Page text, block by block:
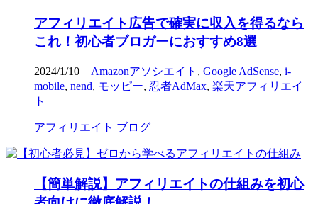
アフィリエイト広告で確実に収入を得るなら
これ！初心者ブロガーにおすすめ8選
2024/1/10 Amazonアソシエイト , Google AdSense, i-
mobile, nend, モッピー, 忍者AdMax, 楽天アフィリエイ
ト
アフィリエイト ブログ
【簡単解説】アフィリエイトの仕組みを初心